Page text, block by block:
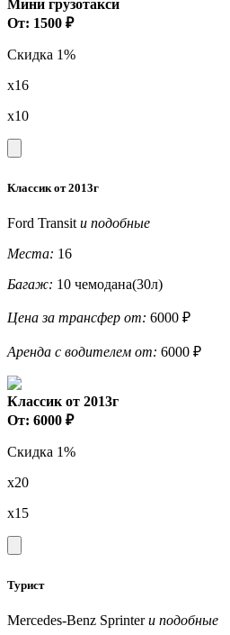
Мини грузотакси
От: 1500 ₽
Скидка 1%
x16
x10
Классик от 2013г
Ford Transit и подобные
Места: 16
Багаж: 10 чемодана(30л)
Цена за трансфер от: 6000 ₽
Аренда с водителем от: 6000 ₽
Классик от 2013г
От: 6000 ₽
Скидка 1%
x20
x15
Турист
Mercedes-Benz Sprinterи подобные